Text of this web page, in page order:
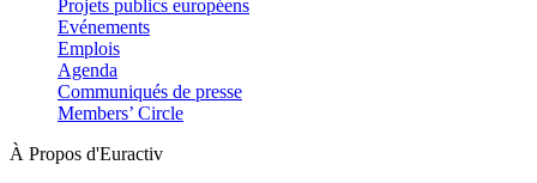
Projets publics européens
Evénements
Emplois
Agenda
Communiqués de presse
Members’ Circle
À Propos d'Euractiv